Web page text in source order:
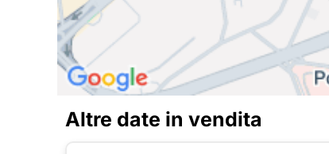
Altre date in vendita